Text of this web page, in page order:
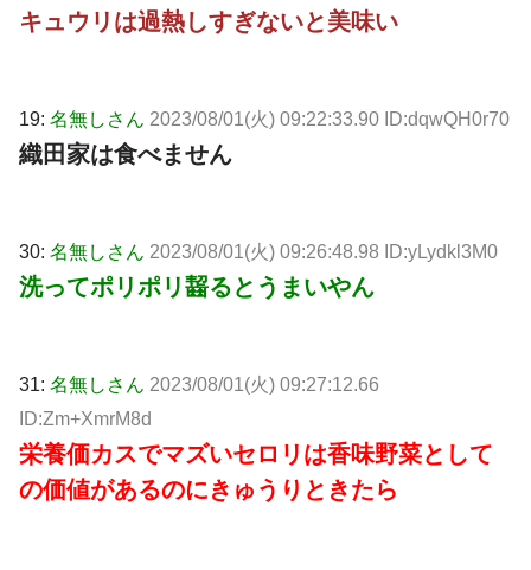
キュウリは過熱しすぎないと美味い
19: 名無しさん 2023/08/01(火) 09:22:33.90 ID:dqwQH0r70
織田家は食べません
30: 名無しさん 2023/08/01(火) 09:26:48.98 ID:yLydkl3M0
洗ってポリポリ齧るとうまいやん
31: 名無しさん 2023/08/01(火) 09:27:12.66
ID:Zm+XmrM8d
栄養価カスでマズいセロリは香味野菜として
の価値があるのにきゅうりときたら